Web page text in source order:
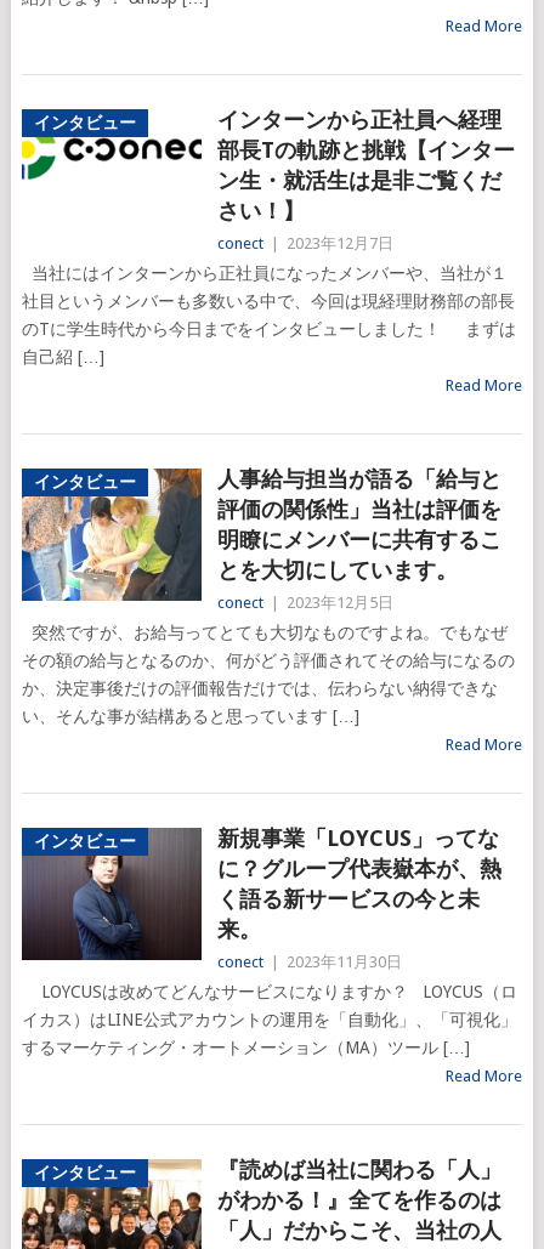
Read More
インタビュー
インターンから正社員へ経理
部長Tの軌跡と挑戦【インター
ン生・就活生は是非ご覧くだ
さい！】
conect 2023年12月7日
当社にはインターンから正社員になったメンバーや、当社が１
社目というメンバーも多数いる中で、今回は現経理財務部の部長
のTに学生時代から今日までをインタビューしました！ まずは
自己紹 […]
Read More
インタビュー
人事給与担当が語る「給与と
評価の関係性」当社は評価を
明瞭にメンバーに共有するこ
とを大切にしています。
conect 2023年12月5日
突然ですが、お給与ってとても大切なものですよね。でもなぜ
その額の給与となるのか、何がどう評価されてその給与になるの
か、決定事後だけの評価報告だけでは、伝わらない納得できな
い、そんな事が結構あると思っています […]
Read More
インタビュー
新規事業「LOYCUS」ってな
に？グループ代表嶽本が、熱
く語る新サービスの今と未
来。
conect 2023年11月30日
LOYCUSは改めてどんなサービスになりますか？ LOYCUS（ロ
イカス）はLINE公式アカウントの運用を「自動化」、「可視化」
するマーケティング・オートメーション（MA）ツール […]
Read More
インタビュー
『読めば当社に関わる「人」
がわかる！』全てを作るのは
「人」だからこそ、当社の人